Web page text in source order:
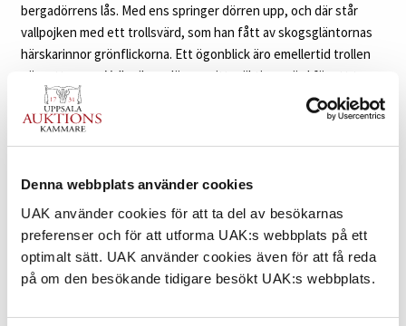
Denna webbplats använder cookies
UAK använder cookies för att ta del av besökarnas
preferenser och för att utforma UAK:s webbplats på ett
optimalt sätt. UAK använder cookies även för att få reda
på om den besökande tidigare besökt UAK:s webbplats.
bergadörrens lås. Med ens springer dörren upp, och där står
vallpojken med ett trollsvärd, som han fått av skogsgläntornas
härskarinnor grönflickorna. Ett ögonblick äro emellertid trollen
nära att segra. Vallpojken släpper sitt mäktiga svärd för att taga
flickan i famn med den påföljd, att trollen segervissa stormar an.
Då bryter solen in genom den väldiga kopparporten och därmed
Färgskalan på de levande utkasten äro hållna i övervägande
grårött och ärggrönt. De pelarlika furorna och de monumentalt
formade skogsväggarna med i ena fallet den tunga bergporten, i
den andra den i skymningen svagt silverglänsande
vattenspegeln visa en god teaterdekorations alla förtjänster”.
Auktionens akvarell ”Bergaporten” är säkerligen utförd i